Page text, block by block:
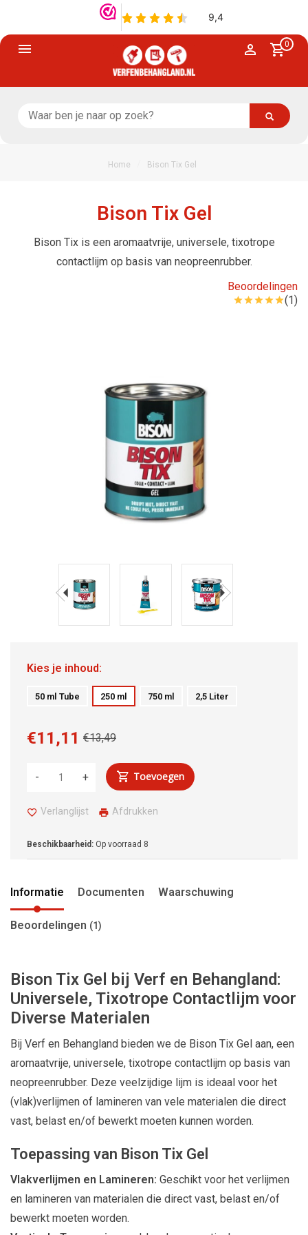
0
Home Bison Tix Gel
Bison Tix Gel
Bison Tix is een aromaatvrije, universele, tixotrope
contactlijm op basis van neopreenrubber.
Beoordelingen
(1)
Kies je inhoud:
50 ml Tube 250 ml 750 ml 2,5 Liter
€13,49
€11,11
+
- Toevoegen
Verlanglijst Afdrukken
Beschikbaarheid: Op voorraad 8
Informatie Documenten Waarschuwing
Beoordelingen (1)
Bison Tix Gel bij Verf en Behangland:
Universele, Tixotrope Contactlijm voor
Diverse Materialen
Bij Verf en Behangland bieden we de Bison Tix Gel aan, een
aromaatvrije, universele, tixotrope contactlijm op basis van
neopreenrubber. Deze veelzijdige lijm is ideaal voor het
(vlak)verlijmen of lamineren van vele materialen die direct
vast, belast en/of bewerkt moeten kunnen worden.
Toepassing van Bison Tix Gel
Vlakverlijmen en Lamineren: Geschikt voor het verlijmen
en lamineren van materialen die direct vast, belast en/of
bewerkt moeten worden.